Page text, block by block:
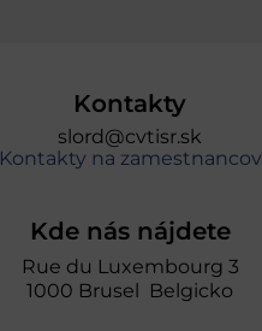
Kontakty
slord@cvtisr.sk
Kontakty na zamestnancov
Kde nás nájdete
Rue du Luxembourg 3
1000 Brusel Belgicko